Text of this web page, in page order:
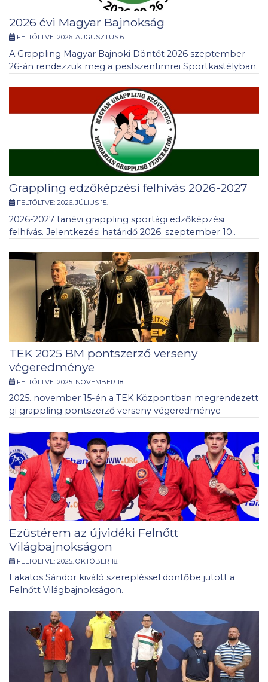
2026 évi Magyar Bajnokság
FELTÖLTVE: 2026. AUGUSZTUS 6.
A Grappling Magyar Bajnoki Döntőt 2026 szeptember
26-án rendezzük meg a pestszentimrei Sportkastélyban.
Grappling edzőképzési felhívás 2026-2027
FELTÖLTVE: 2026. JÚLIUS 15.
2026-2027 tanévi grappling sportági edzőképzési
felhívás. Jelentkezési határidő 2026. szeptember 10..
TEK 2025 BM pontszerző verseny
végeredménye
FELTÖLTVE: 2025. NOVEMBER 18.
2025. november 15-én a TEK Központban megrendezett
gi grappling pontszerző verseny végeredménye
Ezüstérem az újvidéki Felnőtt
Világbajnokságon
FELTÖLTVE: 2025. OKTÓBER 18.
Lakatos Sándor kiváló szerepléssel döntőbe jutott a
Felnőtt Világbajnokságon.